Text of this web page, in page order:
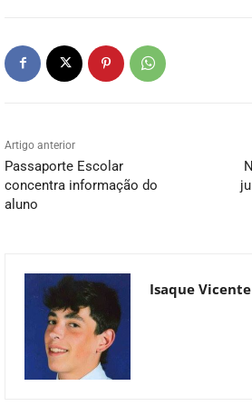
Artigo anterior
Passaporte Escolar
concentra informação do
aluno
Isaque Vicente